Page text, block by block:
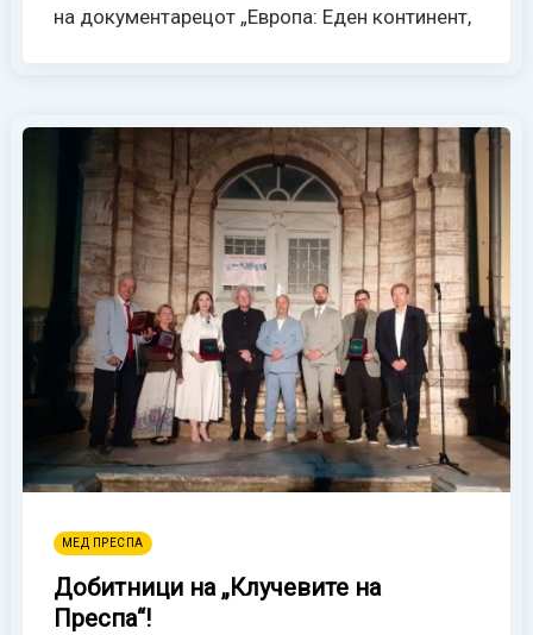
на документарецот „Европа: Еден континент,
МЕД ПРЕСПА
Добитници на „Клучевите на
Преспа“!